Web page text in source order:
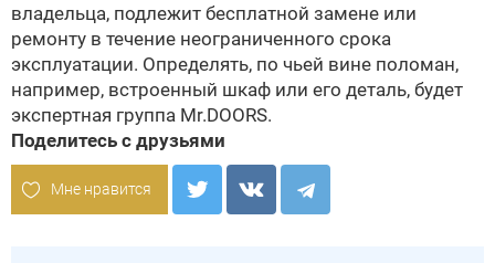
владельца, подлежит бесплатной замене или
ремонту в течение неограниченного срока
эксплуатации. Определять, по чьей вине поломан,
например, встроенный шкаф или его деталь, будет
экспертная группа Mr.DOORS.
Поделитесь с друзьями
Мне нравится